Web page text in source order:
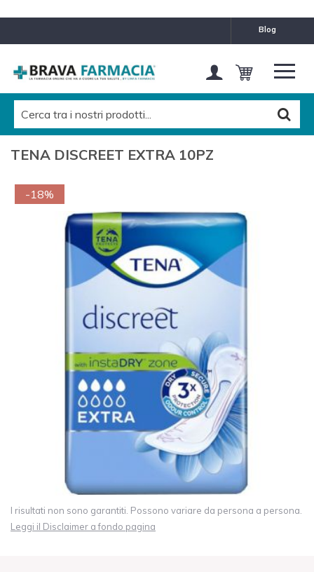
blog
TENA DISCREET EXTRA 10PZ
-18%
I risultati non sono garantiti. Possono variare da persona a persona.
Leggi il Disclaimer a fondo pagina